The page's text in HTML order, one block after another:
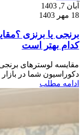
آبان 7, 1403
18 مهر 1403
برنجی یا برنزی
کدام بهتر است
مقایسه لوسترهای
دکوراسیون شما در بازار
ادامه مطلب